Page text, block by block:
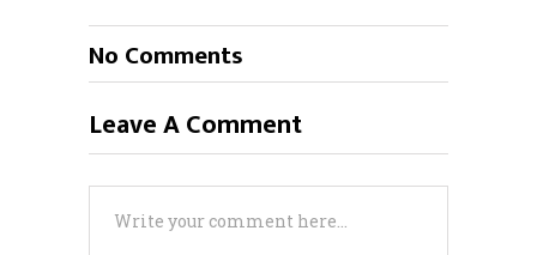
No Comments
Leave A Comment